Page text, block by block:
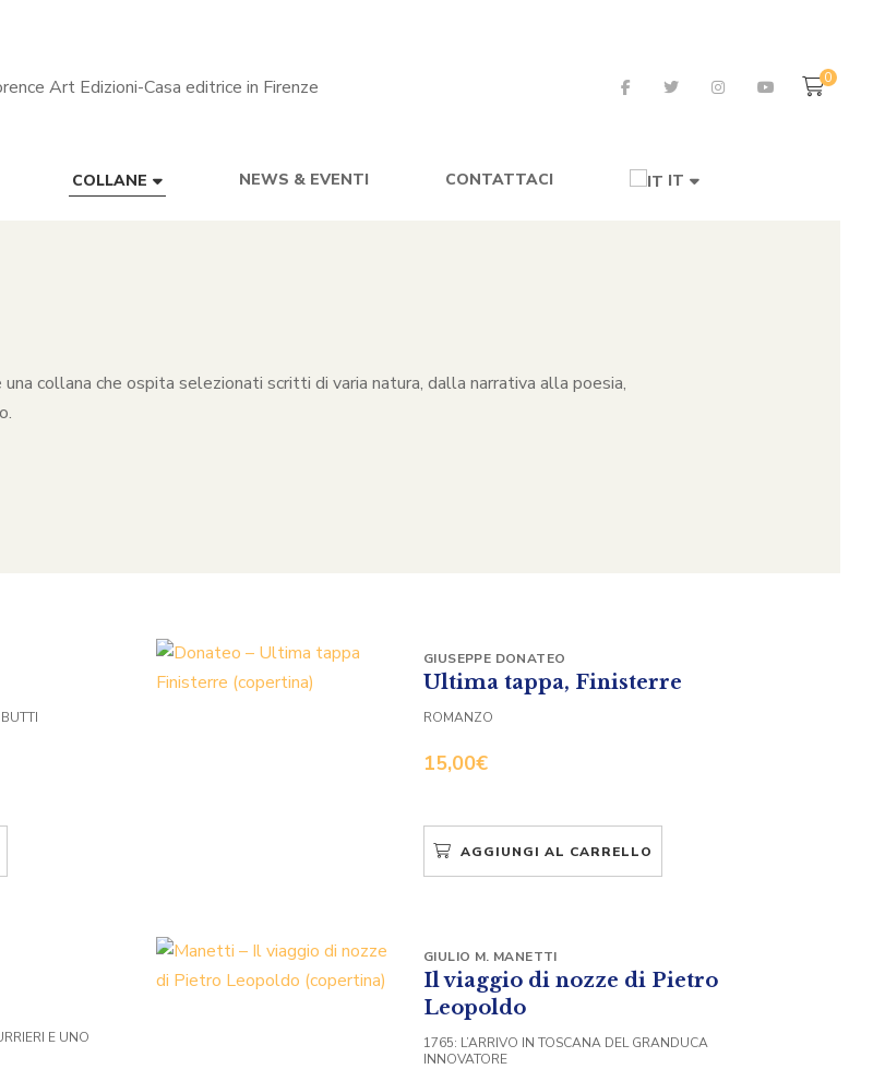
0
COLLANE NEWS & EVENTI CONTATTACI IT
una collana che ospita selezionati scritti di varia natura, dalla narrativa alla poesia,
Ultima tappa, Finisterre
15,00€
GIUSEPPE DONATEO
ROMANZO
AGGIUNGI AL CARRELLO
E UNO
Il viaggio di nozze di Pietro
Leopoldo
GIULIO M. MANETTI
1765: L’ARRIVO IN TOSCANA DEL GRANDUCA
INNOVATORE